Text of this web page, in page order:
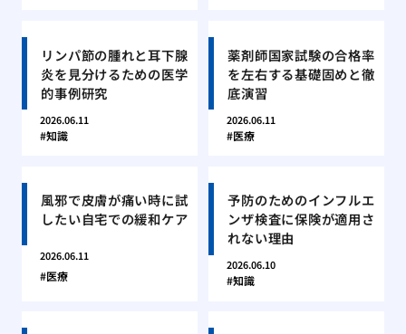
リンパ節の腫れと耳下腺
炎を見分けるための医学
的事例研究
2026.06.11
知識
薬剤師国家試験の合格率
を左右する基礎固めと徹
底演習
2026.06.11
医療
風邪で皮膚が痛い時に試
したい自宅での緩和ケア
2026.06.11
医療
予防のためのインフルエ
ンザ検査に保険が適用さ
れない理由
2026.06.10
知識